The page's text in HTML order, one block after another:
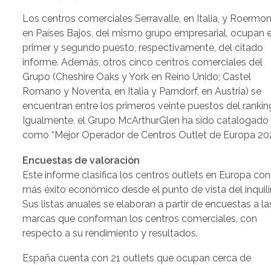
Los centros comerciales Serravalle, en Italia, y
en Países Bajos, del mismo grupo empresarial, ocupan
primer y segundo puesto, respectivamente, del citado
informe. Además, otros cinco centros comerciales del
Grupo (Cheshire Oaks y York en Reino Unido; Castel
Romano y Noventa, en Italia y Parndorf, en Austria) se
encuentran entre los primeros veinte puestos del
Igualmente, el Grupo McArthurGlen ha sido catalogado
como “Mejor Operador de Centros Outlet de Europa
Encuestas de valoración
Este informe clasifica los centros outlets en Europa con
más éxito económico desde el punto de vista del
Sus listas anuales se elaboran a partir de encuestas a
marcas que conforman los centros comerciales, con
respecto a su rendimiento y resultados.
España cuenta con 21 outlets que ocupan cerca de